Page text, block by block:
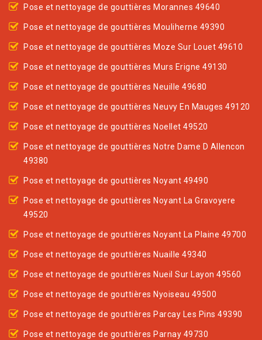
Pose et nettoyage de gouttières Morannes 49640
Pose et nettoyage de gouttières Mouliherne 49390
Pose et nettoyage de gouttières Moze Sur Louet 49610
Pose et nettoyage de gouttières Murs Erigne 49130
Pose et nettoyage de gouttières Neuille 49680
Pose et nettoyage de gouttières Neuvy En Mauges 49120
Pose et nettoyage de gouttières Noellet 49520
Pose et nettoyage de gouttières Notre Dame D Allencon
49380
Pose et nettoyage de gouttières Noyant 49490
Pose et nettoyage de gouttières Noyant La Gravoyere
49520
Pose et nettoyage de gouttières Noyant La Plaine 49700
Pose et nettoyage de gouttières Nuaille 49340
Pose et nettoyage de gouttières Nueil Sur Layon 49560
Pose et nettoyage de gouttières Nyoiseau 49500
Pose et nettoyage de gouttières Parcay Les Pins 49390
Pose et nettoyage de gouttières Parnay 49730